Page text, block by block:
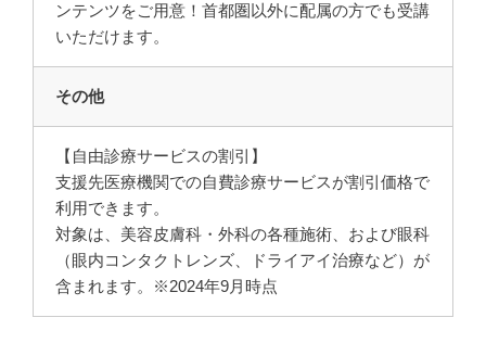
ンテンツをご用意！首都圏以外に配属の方でも受講
いただけます。
その他
【自由診療サービスの割引】
支援先医療機関での自費診療サービスが割引価格で
利用できます。
対象は、美容皮膚科・外科の各種施術、および眼科
（眼内コンタクトレンズ、ドライアイ治療など）が
含まれます。※2024年9月時点